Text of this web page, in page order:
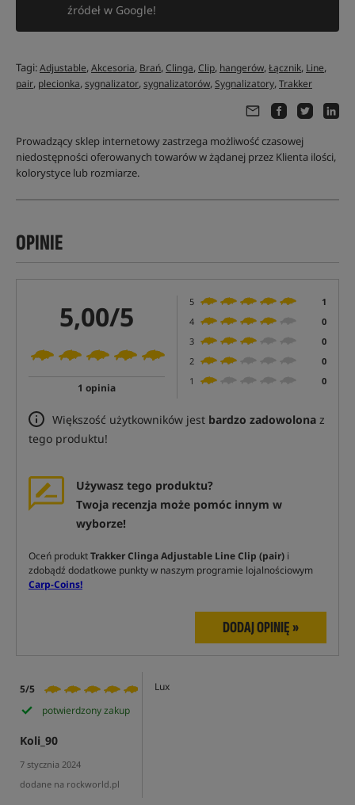
źródeł w Google!
Tagi:Adjustable,Akcesoria, Brań,Clinga,Clip, hangerów,Łącznik, Line,
pair, plecionka,sygnalizator,sygnalizatorów,Sygnalizatory,Trakker
Prowadzący sklep internetowy zastrzega możliwość czasowej
niedostępności oferowanych towarów w żądanej przez Klienta ilości,
kolorystyce lub rozmiarze.
OPINIE
5,00/5
1 opinia
5
1
4
0
3
0
2
0
1
0
Większość użytkowników jest bardzo zadowolona z
tego produktu!
Używasz tego produktu?
Twoja recenzja może pomóc innym w
wyborze!
Oceń produktTrakker Clinga Adjustable Line Clip (pair) i
zdobądź dodatkowe punkty w naszym programie lojalnościowym
Carp-Coins!
DODAJ OPINIĘ »
5/5
potwierdzony zakup
Koli_90
7 stycznia 2024
dodane na rockworld.pl
Lux